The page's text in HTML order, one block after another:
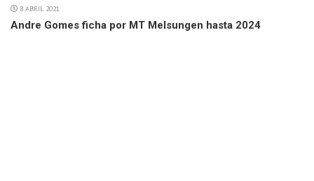
8 ABRIL 2021
Andre Gomes ficha por MT Melsungen hasta 2024